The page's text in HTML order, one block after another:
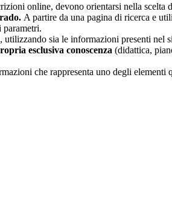
online, devono orientarsi nella
A partire da una pagina di ricerca e
parametri.
sia le informazioni presenti nel
esclusiva conoscenza (didattica,
che rappresenta uno degli elementi